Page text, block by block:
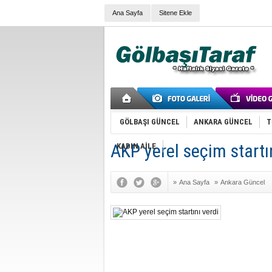
Ana Sayfa Sitene Ekle
GÖLBAŞI GÜNCEL ANKARA GÜNCEL
KADIN AİLE
AKP yerel seçim
» Ana Sayfa » Ankara Güncel